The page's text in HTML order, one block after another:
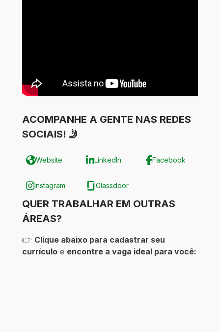
ACOMPANHE A GENTE NAS REDES
SOCIAIS! 🤳
Website LinkedIn Facebook
Instagram Glassdoor
QUER TRABALHAR EM OUTRAS
ÁREAS?
👉 Clique abaixo para cadastrar seu
currículoe encontre a vaga ideal para você: